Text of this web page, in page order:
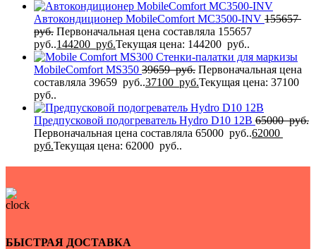
Автокондиционер MobileComfort MC3500-INV 155657
руб. Первоначальная цена составляла 155657
руб..144200 руб.Текущая цена: 144200 руб..
Стенки-палатки для маркизы
MobileComfort MS350 39659руб. Первоначальная цена
составляла 39659 руб..37100 руб.Текущая цена: 37100
руб..
Предпусковой подогреватель Hydro D10 12В 65000руб.
Первоначальная цена составляла 65000 руб..62000
руб.Текущая цена: 62000 руб..
БЫСТРАЯ ДОСТАВКА